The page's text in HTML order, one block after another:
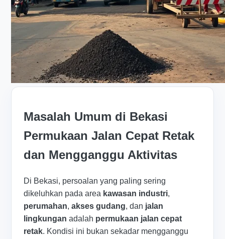
Masalah Umum di Bekasi
Permukaan Jalan Cepat Retak
dan Mengganggu Aktivitas
Di Bekasi, persoalan yang paling sering
dikeluhkan pada area kawasan industri,
perumahan,akses gudang, dan jalan
lingkungan adalah permukaan jalan cepat
retak. Kondisi ini bukan sekadar mengganggu